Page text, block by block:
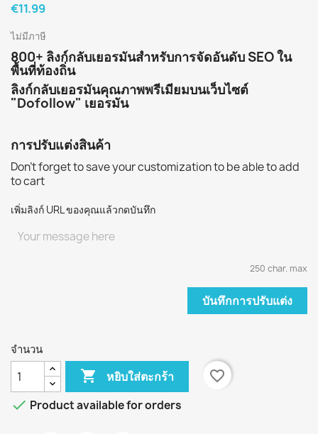
€11.99
ไม่มีภาษี
800+ ลิงก์กลับเยอรมันสำหรับการจัดอันดับ SEO ใน
พื้นที่ท้องถิ่น
ลิงก์กลับเยอรมันคุณภาพพรีเมียมบนเว็บไซต์
"Dofollow" เยอรมัน
การปรับแต่งสินค้า
Don't forget to save your customization to be able to add
to cart
เพิ่มลิงก์ URL ของคุณแล้วกดบันทึก
250 char. max
บันทึกการปรับแต่ง
จำนวน
 หยิบใส่ตะกร้า
favorite_border
 Product available for orders